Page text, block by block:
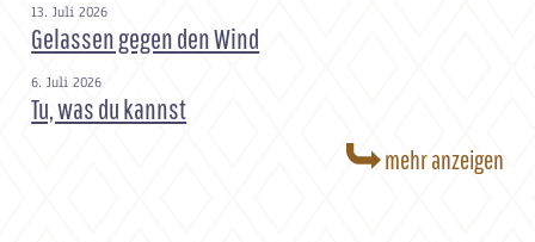
13. Juli 2026
Gelassen gegen den Wind
6. Juli 2026
Tu, was du kannst
mehr anzeigen